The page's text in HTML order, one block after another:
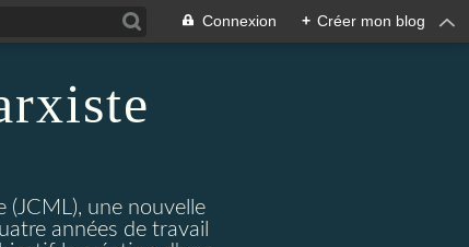
Connexion + Créer mon blog
(JCML), une nouvelle
années de travail